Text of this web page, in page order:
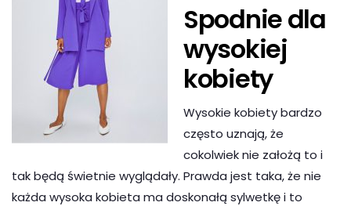
Spodnie dla
wysokiej
kobiety
Wysokie kobiety bardzo
często uznają, że
cokolwiek nie założą to i
tak będą świetnie wyglądały. Prawda jest taka, że nie
każda wysoka kobieta ma doskonałą sylwetkę i to